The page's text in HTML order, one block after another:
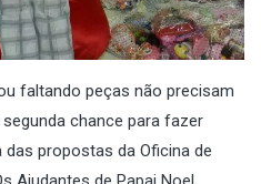
faltando peças não precisam
chance para fazer
propostas da Oficina de